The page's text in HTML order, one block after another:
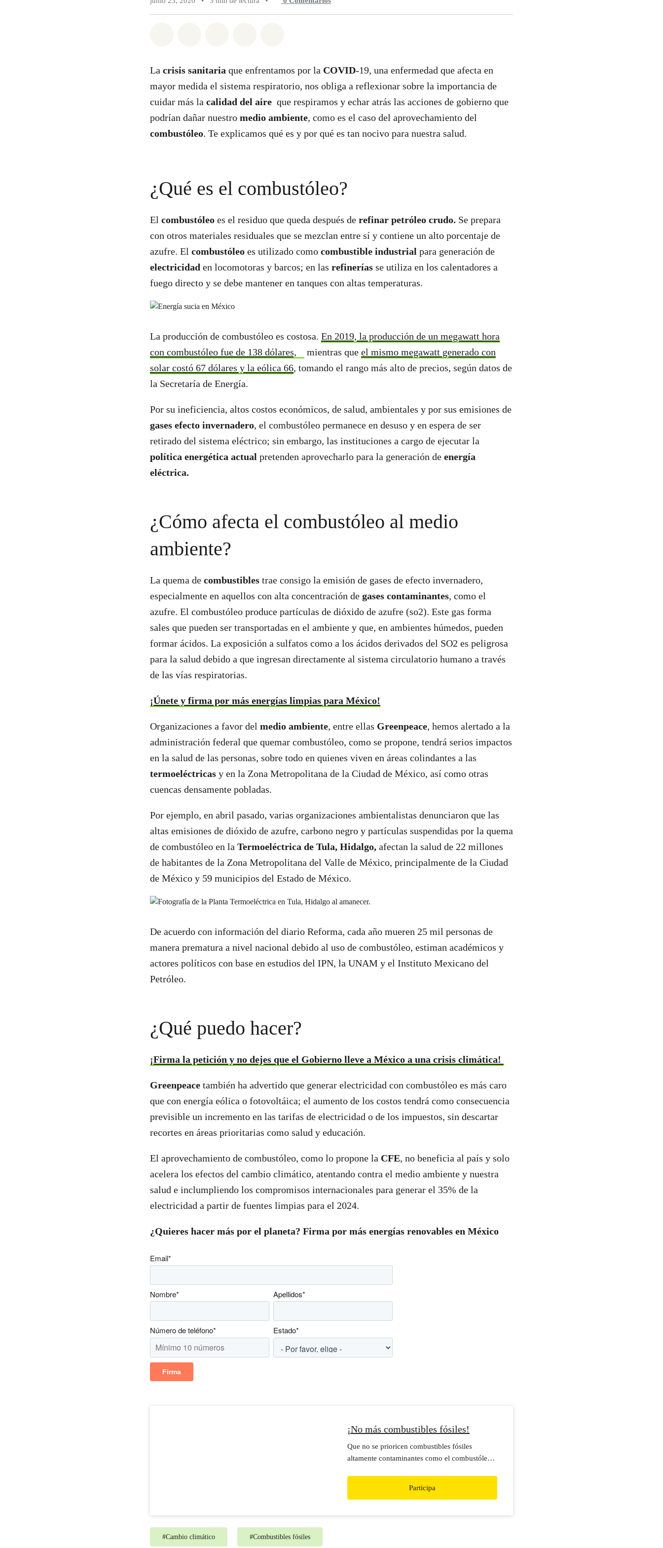
La crisis sanitaria que enfrentamos por la COVID-19, una enfermedad que afecta en
mayor medida el sistema respiratorio, nos obliga a reflexionar sobre la importancia de
cuidar más la calidad del aire que respiramos y echar atrás las acciones de gobierno que
podrían dañar nuestro medio ambiente, como es el caso del aprovechamiento del
combustóleo. Te explicamos qué es y por qué es tan nocivo para nuestra salud.
¿Qué es el combustóleo?
El combustóleo es el residuo que queda después de refinar petróleo crudo. Se prepara
con otros materiales residuales que se mezclan entre sí y contiene un alto porcentaje de
azufre. El combustóleo es utilizado como combustible industrial para generación de
electricidad en locomotoras y barcos; en las refinerías se utiliza en los calentadores a
fuego directo y se debe mantener en tanques con altas temperaturas.
La producción de combustóleo es costosa. En 2019, la producción de un megawatt hora
con combustóleo fue de 138 dólares,
mientras que el mismo megawatt generado con
solar costó 67 dólares y la eólica 66, tomando el rango más alto de precios, según datos de
la Secretaría de Energía.
Por su ineficiencia, altos costos económicos, de salud, ambientales y por sus emisiones de
gases efecto invernadero, el combustóleo permanece en desuso y en espera de ser
retirado del sistema eléctrico; sin embargo, las instituciones a cargo de ejecutar la
política energética actual pretenden aprovecharlo para la generación de energía
eléctrica.
¿Cómo afecta el combustóleo al medio
ambiente?
La quema de combustibles trae consigo la emisión de gases de efecto invernadero,
especialmente en aquellos con alta concentración de gases contaminantes, como el
azufre. El combustóleo produce partículas de dióxido de azufre (so2). Este gas forma
sales que pueden ser transportadas en el ambiente y que, en ambientes húmedos, pueden
formar ácidos. La exposición a sulfatos como a los ácidos derivados del SO2 es peligrosa
para la salud debido a que ingresan directamente al sistema circulatorio humano a través
de las vías respiratorias.
¡Únete y firma por más energías limpias para México!
Organizaciones a favor del medio ambiente, entre ellas Greenpeace, hemos alertado a la
administración federal que quemar combustóleo, como se propone, tendrá serios impactos
en la salud de las personas, sobre todo en quienes viven en áreas colindantes a las
termoeléctricas y en la Zona Metropolitana de la Ciudad de México, así como otras
cuencas densamente pobladas.
Por ejemplo, en abril pasado, varias organizaciones ambientalistas denunciaron que las
altas emisiones de dióxido de azufre, carbono negro y partículas suspendidas por la quema
de combustóleo en la Termoeléctrica de Tula, Hidalgo, afectan la salud de 22 millones
de habitantes de la Zona Metropolitana del Valle de México, principalmente de la Ciudad
de México y 59 municipios del Estado de México.
De acuerdo con información del diario Reforma, cada año mueren 25 mil personas de
manera prematura a nivel nacional debido al uso de combustóleo, estiman académicos y
actores políticos con base en estudios del IPN, la UNAM y el Instituto Mexicano del
Petróleo.
¿Qué puedo hacer?
¡Firma la petición y no dejes que el Gobierno lleve a México a una crisis climática!
Greenpeace también ha advertido que generar electricidad con combustóleo es más caro
que con energía eólica o fotovoltáica; el aumento de los costos tendrá como consecuencia
previsible un incremento en las tarifas de electricidad o de los impuestos, sin descartar
recortes en áreas prioritarias como salud y educación.
El aprovechamiento de combustóleo, como lo propone la CFE, no beneficia al país y solo
acelera los efectos del cambio climático, atentando contra el medio ambiente y nuestra
salud e inclumpliendo los compromisos internacionales para generar el 35% de la
electricidad a partir de fuentes limpias para el 2024.
¿Quieres hacer más por el planeta? Firma por más energías renovables en México
Email*
Nombre* Apellidos*
Número de teléfono* Estado*
¡No más combustibles fósiles!
Que no se prioricen combustibles fósiles
altamente contaminantes como el combustóleo,
renovables que son más baratas y ayudan a
Participa
#Cambio climático #Combustibles fósiles